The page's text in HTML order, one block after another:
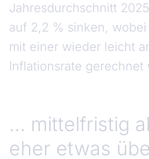
Jahresdurchschnitt
auf 2,2 % sinken,
mit einer wieder leicht
Inflationsrate gerechnet
… mittelfristig
eher etwas